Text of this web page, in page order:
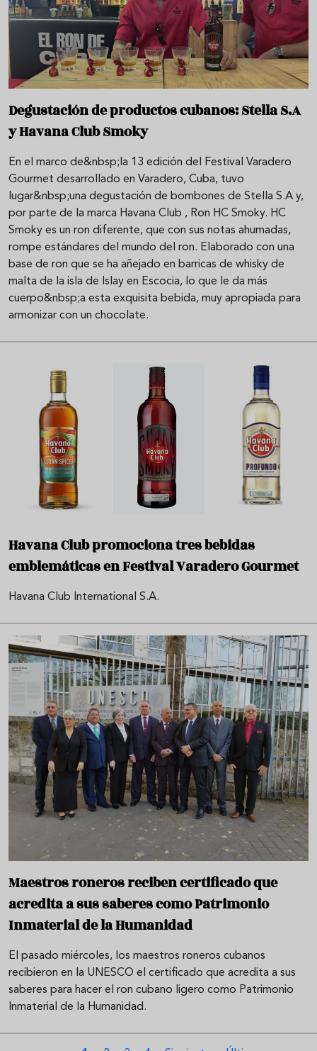
Degustación de productos cubanos: Stella S.A
y Havana Club Smoky
En el marco de&nbsp;la 13 edición del Festival Varadero
Gourmet desarrollado en Varadero, Cuba, tuvo
lugar&nbsp;una degustación de bombones de Stella S.A y,
por parte de la marca Havana Club , Ron HC Smoky. HC
Smoky es un ron diferente, que con sus notas ahumadas,
rompe estándares del mundo del ron. Elaborado con una
base de ron que se ha añejado en barricas de whisky de
malta de la isla de Islay en Escocia, lo que le da más
cuerpo&nbsp;a esta exquisita bebida, muy apropiada para
armonizar con un chocolate.
Havana Club promociona tres bebidas
emblemáticas en Festival Varadero Gourmet
Havana Club International S.A.
Maestros roneros reciben certificado que
acredita a sus saberes como Patrimonio
Inmaterial de la Humanidad
El pasado miércoles, los maestros roneros cubanos
recibieron en la UNESCO el certificado que acredita a sus
saberes para hacer el ron cubano ligero como Patrimonio
Inmaterial de la Humanidad.